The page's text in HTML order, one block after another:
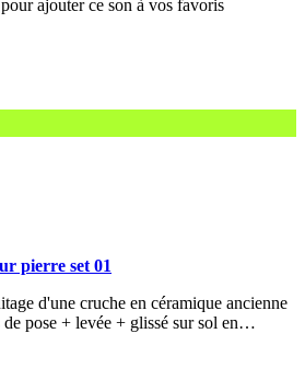
pierre set 01
d'une cruche en céramique ancienne
de pose + levée + glissé sur sol en…